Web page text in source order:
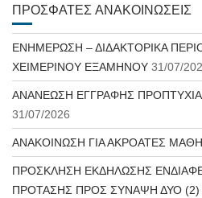
ΠΡΌΣΦΑΤΕΣ ΑΝΑΚΟΙΝΏΣΕΙΣ
ΕΝΗΜΕΡΩΣΗ – ΔΙΔΑΚΤΟΡΙΚΑ
ΧΕΙΜΕΡΙΝΟΥ ΕΞΑΜΗΝΟΥ 31/07/
ΑΝΑΝΕΩΣΗ ΕΓΓΡΑΦΗΣ
31/07/2026
ΑΝΑΚΟΙΝΩΣΗ ΓΙΑ ΑΚΡΟΑΤΕΣ
ΠΡΟΣΚΛΗΣΗ ΕΚΔΗΛΩΣΗΣ
ΠΡΟΤΑΣΗΣ ΠΡΟΣ ΣΥΝΑΨΗ ΔΥΟ